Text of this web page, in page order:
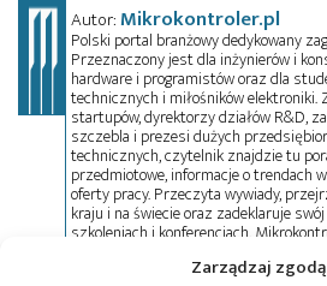
Zarządzaj zgodą
Autor:Mikrokontroler.pl
Polski portal branżowy dedykowany
Przeznaczony jest dla inżynierów i
hardware i programistów oraz dla
technicznych i miłośników elektroniki.
startupów, dyrektorzy działów R&D,
szczebla i prezesi dużych
technicznych, czytelnik znajdzie tu
przedmiotowe, informacje o trendach
oferty pracy. Przeczyta wywiady,
kraju i na świecie oraz zadeklaruje
szkoleniach i konferencjach.
patrona medialnego imprez
i seminariów. Zapraszamy do